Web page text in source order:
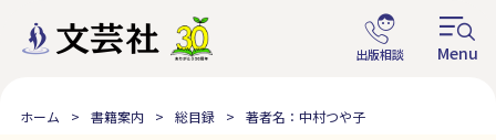
ホーム 書籍案内 総目録 著者名：中村つや子